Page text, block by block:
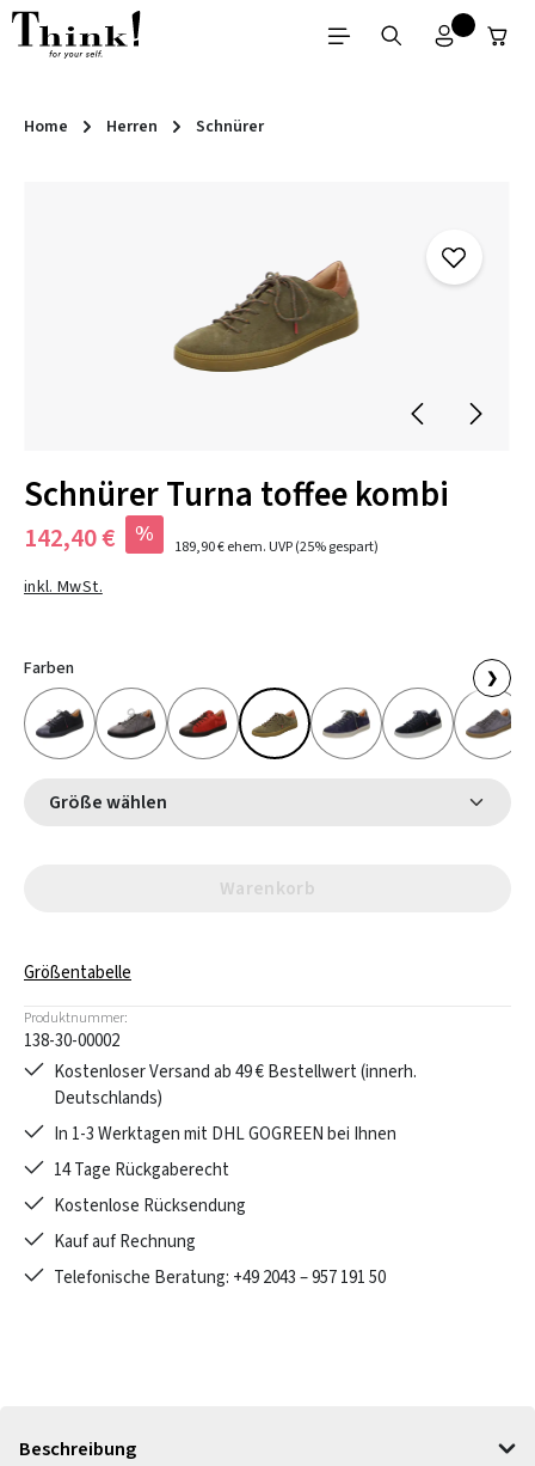
Zum Hauptinhalt springen
Home Herren Schnürer
Schnürer Turna toffee kombi
142,40 € % 189,90 €ehem. UVP(25% gespart)
inkl. MwSt.
Farben ❯
Größe wählen
Warenkorb
Größentabelle
Produktnummer:
138-30-00002
Kostenloser Versand ab 49 € Bestellwert (innerh.
Deutschlands)
In 1-3 Werktagen mit DHL GOGREEN bei Ihnen
14 Tage Rückgaberecht
Kostenlose Rücksendung
Kauf auf Rechnung
Telefonische Beratung: +49 2043 – 957 191 50
Beschreibung